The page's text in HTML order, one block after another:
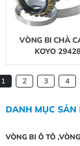
VÒNG BI CHÀ
KOYO
1 2 3 4
DANH MỤC SẢN
VÒNG BI Ô TÔ